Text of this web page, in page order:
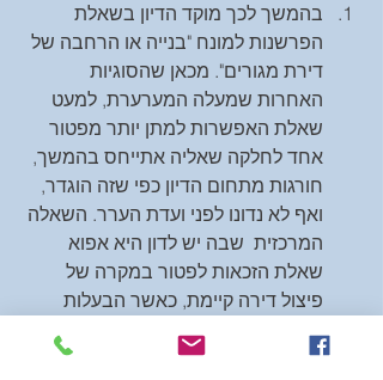
בהמשך לכך מוקד הדיון בשאלת
הפרשנות למונח "בנייה או הרחבה של
דירת מגורים". מכאן שהסוגיות
האחרות שמעלה המערערת, למעט
שאלת האפשרות למתן יותר מפטור
אחד לחלקה שאליה אתייחס בהמשך,
חורגות מתחום הדיון כפי שזה הוגדר,
ואף לא נדונו לפני ועדת הערר. השאלה
המרכזית  שבה יש לדון היא אפוא
שאלת הזכאות לפטור במקרה של
פיצול דירה קיימת, כאשר הבעלות
בדירה זו בידי שתי משפחות (וממילא
לאחר הפיצול תהיה בבעלות כל אחת